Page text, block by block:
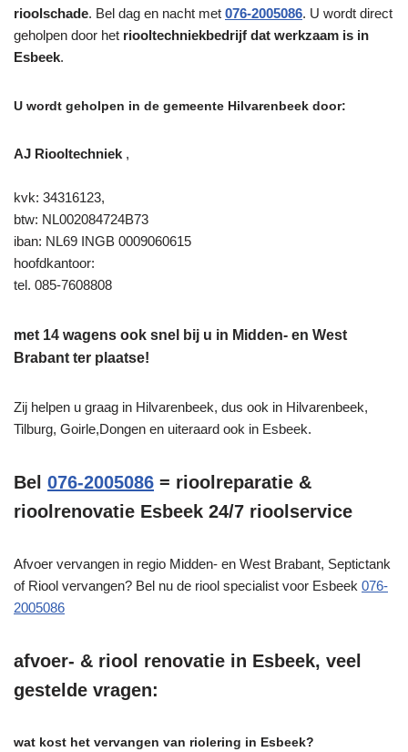
rioolschade. Bel dag en nacht met 076-2005086. U wordt direct
geholpen door het riooltechniekbedrijf dat werkzaam is in
Esbeek.
U wordt geholpen in de gemeente Hilvarenbeek door:
AJ Riooltechniek ,
kvk: 34316123,
btw: NL002084724B73
iban: NL69 INGB 0009060615
hoofdkantoor:
tel. 085-7608808
met 14 wagens ook snel bij u in Midden- en West
Brabant ter plaatse!
Zij helpen u graag in Hilvarenbeek, dus ook in Hilvarenbeek,
Tilburg, Goirle,Dongen en uiteraard ook in Esbeek.
Bel 076-2005086 = rioolreparatie &
rioolrenovatie Esbeek 24/7 rioolservice
Afvoer vervangen in regio Midden- en West Brabant, Septictank
of Riool vervangen? Bel nu de riool specialist voor Esbeek 076-
2005086
afvoer- & riool renovatie in Esbeek, veel
gestelde vragen:
wat kost het vervangen van riolering in Esbeek?